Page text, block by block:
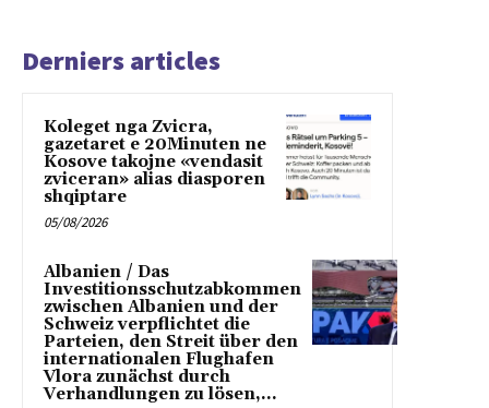
Derniers articles
Koleget nga Zvicra,
gazetaret e 20Minuten ne
Kosove takojne «vendasit
zviceran» alias diasporen
shqiptare
05/08/2026
Albanien / Das
Investitionsschutzabkommen
zwischen Albanien und der
Schweiz verpflichtet die
Parteien, den Streit über den
internationalen Flughafen
Vlora zunächst durch
Verhandlungen zu lösen,...